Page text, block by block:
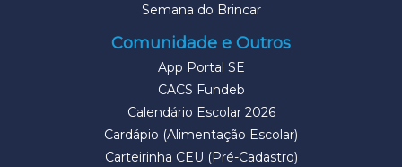
Semana do Brincar
Comunidade e Outros
App Portal SE
CACS Fundeb
Calendário Escolar 2026
Cardápio (Alimentação Escolar)
Carteirinha CEU (Pré-Cadastro)